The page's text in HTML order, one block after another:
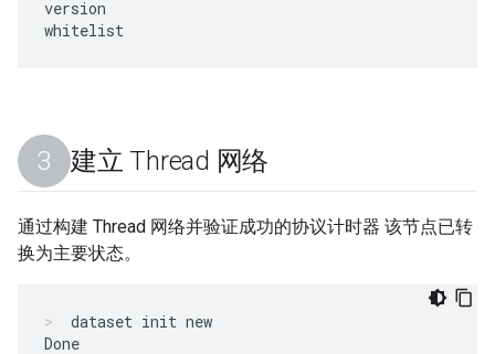
version
建立 Thread 网络
通过构建 Thread 网络并验证成功的协议计时器 该节点已转
换为主要状态。
dataset init new